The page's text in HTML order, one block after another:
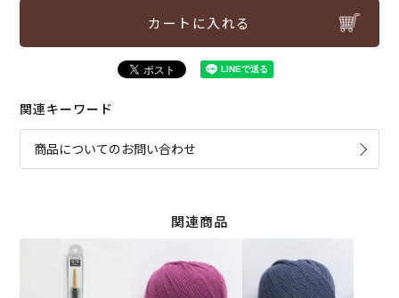
カートに入れる
関連キーワード
商品についてのお問い合わせ
関連商品